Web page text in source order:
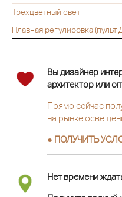
Трехцветный свет
Плавная регулировка (пульт
Вы дизайнер
архитектор или
Прямо сейчас
на рынке
● ПОЛУЧИТЬ
Нет времени